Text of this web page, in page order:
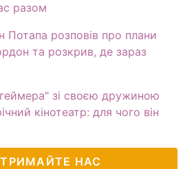
разом
Потапа розповів про плани
та розкрив, де зараз
зі своєю дружиною
кінотеатр: для чого він
НАС